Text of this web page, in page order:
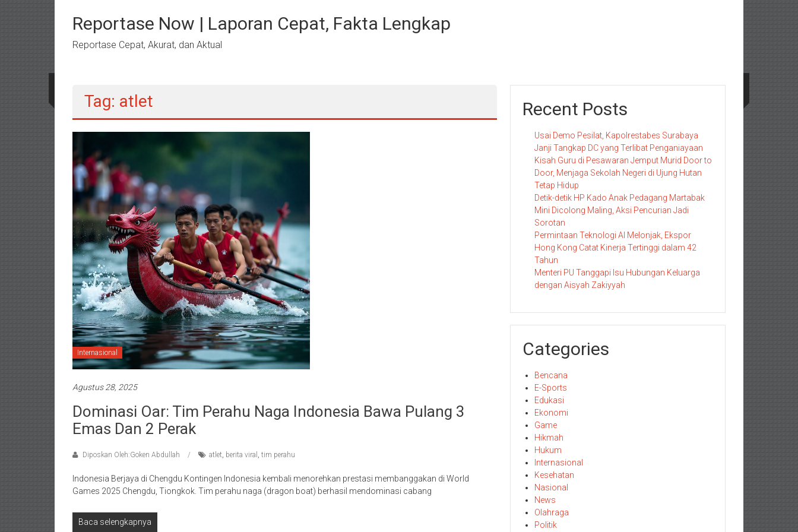
kontenReportase Now | Laporan Cepat, Fakta Lengkap
Reportase Cepat, Akurat, dan Aktual
Tag: atlet
Internasional
Agustus 28, 2025
Dominasi Oar: Tim Perahu Naga Indonesia Bawa Pulang 3
Emas Dan 2 Perak
Diposkan Oleh:Goken Abdullah atlet, berita viral , tim perahu
Indonesia Berjaya di Chengdu Kontingen Indonesia kembali menorehkan prestasi membanggakan di World
Games 2025 Chengdu, Tiongkok. Tim perahu naga (dragon boat) berhasil mendominasi cabang
Baca selengkapnya
Recent Posts
Usai Demo Pesilat, Kapolrestabes Surabaya
Janji Tangkap DC yang Terlibat Penganiayaan
Kisah Guru di Pesawaran Jemput Murid Door to
Door, Menjaga Sekolah Negeri di Ujung Hutan
Tetap Hidup
Detik-detik HP Kado Anak Pedagang Martabak
Mini Dicolong Maling, Aksi Pencurian Jadi
Sorotan
Permintaan Teknologi AI Melonjak, Ekspor
Hong Kong Catat Kinerja Tertinggi dalam 42
Tahun
Menteri PU Tanggapi Isu Hubungan Keluarga
dengan Aisyah Zakiyyah
Categories
Bencana
E-Sports
Edukasi
Ekonomi
Game
Hikmah
Hukum
Internasional
Kesehatan
Nasional
News
Olahraga
Politik